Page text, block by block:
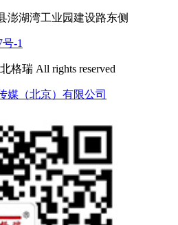
澎湖湾工业园建设路东侧
-1
格瑞 All rights reserved
媒（北京）有限公司